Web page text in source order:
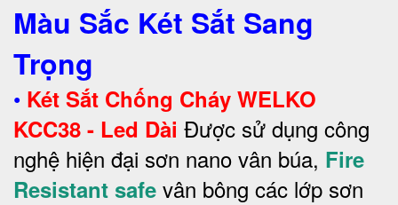
Màu Sắc Két Sắt Sang
Trọng
• Két Sắt Chống Cháy WELKO
KCC38 - Led Dài Được sử dụng công
nghệ hiện đại sơn nano vân búa, Fire
Resistant safe vân bông các lớp sơn